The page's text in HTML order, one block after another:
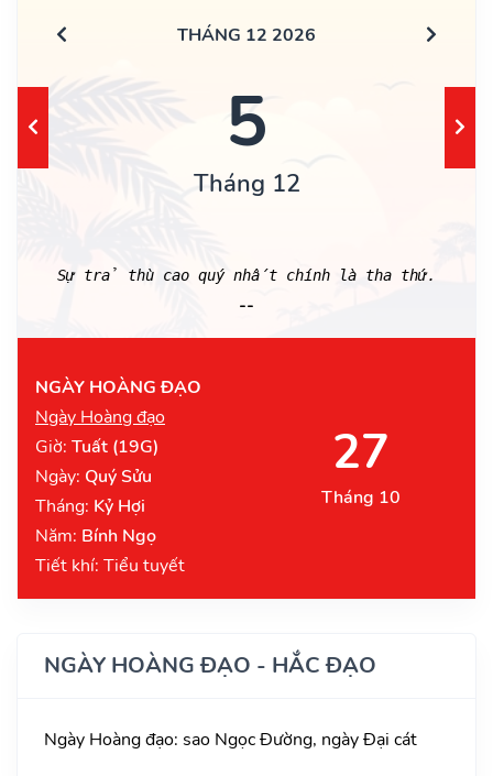
THÁNG 12 2026
5
Tháng 12
Sự trả thù cao quý nhất chính là tha thứ.
--
NGÀY HOÀNG ĐẠO
Ngày Hoàng đạo
Giờ: Tuất (19G)
Ngày: Quý Sửu
Tháng: Kỷ Hợi
Năm: Bính Ngọ
Tiết khí: Tiểu tuyết
27
Tháng 10
NGÀY HOÀNG ĐẠO - HẮC ĐẠO
Ngày Hoàng đạo: sao Ngọc Đường, ngày Đại cát